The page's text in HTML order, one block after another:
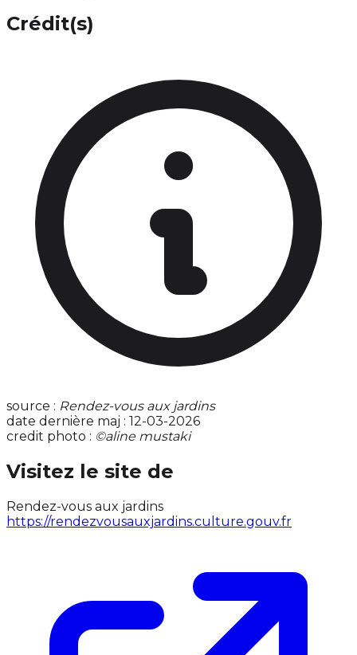
Crédit(s)
source : Rendez-vous aux jardins
date dernière maj : 12-03-2026
credit photo : ©aline mustaki
Visitez le site de
Rendez-vous aux jardins
https://rendezvousauxjardins.culture.gouv.fr